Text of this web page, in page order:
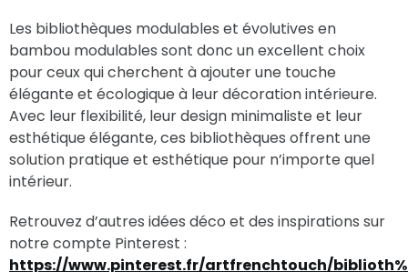
Les bibliothèques modulables et évolutives en
bambou modulables sont donc un excellent choix
pour ceux qui cherchent à ajouter une touche
élégante et écologique à leur décoration intérieure.
Avec leur flexibilité, leur design minimaliste et leur
esthétique élégante, ces bibliothèques offrent une
solution pratique et esthétique pour n’importe quel
intérieur.
Retrouvez d’autres idées déco et des inspirations sur
notre compte Pinterest :
https://www.pinterest.fr/artfrenchtouch/